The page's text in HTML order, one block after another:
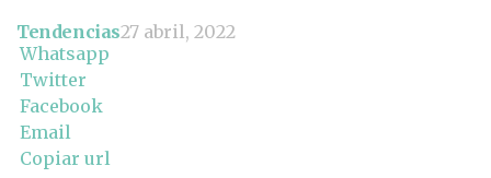
Tendencias27 abril, 2022
Whatsapp
Twitter
Facebook
Email
Copiar url